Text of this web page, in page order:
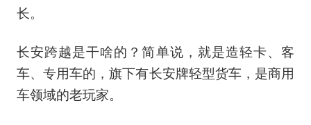
长。
长安跨越是干啥的？简单说，就是造轻卡、客
车、专用车的，旗下有长安牌轻型货车，是商用
车领域的老玩家。